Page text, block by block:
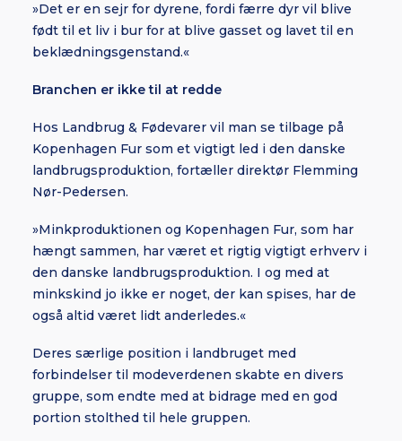
»Det er en sejr for dyrene, fordi færre dyr vil blive
født til et liv i bur for at blive gasset og lavet til en
beklædningsgenstand.«
Branchen er ikke til at redde
Hos Landbrug & Fødevarer vil man se tilbage på
Kopenhagen Fur som et vigtigt led i den danske
landbrugsproduktion, fortæller direktør Flemming
Nør-Pedersen.
»Minkproduktionen og Kopenhagen Fur, som har
hængt sammen, har været et rigtig vigtigt erhverv i
den danske landbrugsproduktion. I og med at
minkskind jo ikke er noget, der kan spises, har de
også altid været lidt anderledes.«
Deres særlige position i landbruget med
forbindelser til modeverdenen skabte en divers
gruppe, som endte med at bidrage med en god
portion stolthed til hele gruppen.